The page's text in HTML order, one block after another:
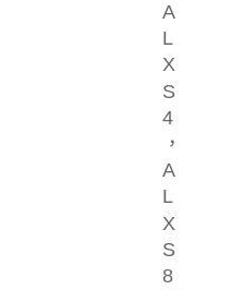
A
L
X
S
4
，
A
L
X
S
8